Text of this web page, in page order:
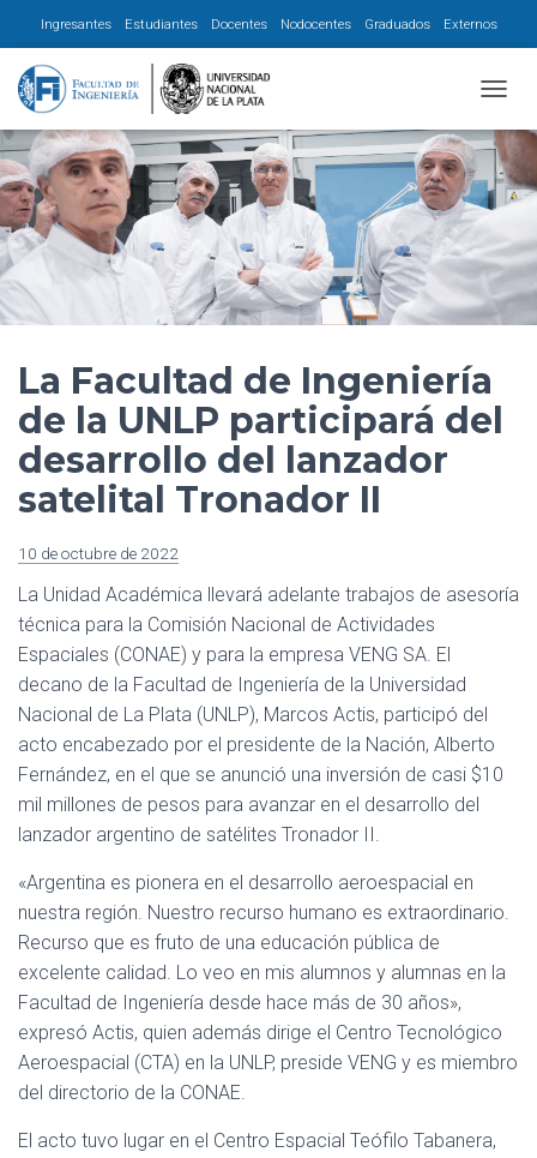
Ingresantes Estudiantes Docentes Nodocentes Graduados Externos
La Facultad de Ingeniería
de la UNLP participará del
desarrollo del lanzador
satelital Tronador II
10 de octubre de 2022
La Unidad Académica llevará adelante trabajos de asesoría
técnica para la Comisión Nacional de Actividades
Espaciales (CONAE) y para la empresa VENG SA. El
decano de la Facultad de Ingeniería de la Universidad
Nacional de La Plata (UNLP), Marcos Actis, participó del
acto encabezado por el presidente de la Nación, Alberto
Fernández, en el que se anunció una inversión de casi $10
mil millones de pesos para avanzar en el desarrollo del
lanzador argentino de satélites Tronador II.
«Argentina es pionera en el desarrollo aeroespacial en
nuestra región. Nuestro recurso humano es extraordinario.
Recurso que es fruto de una educación pública de
excelente calidad. Lo veo en mis alumnos y alumnas en la
Facultad de Ingeniería desde hace más de 30 años»,
expresó Actis, quien además dirige el Centro Tecnológico
Aeroespacial (CTA) en la UNLP, preside VENG y es miembro
del directorio de la CONAE.
El acto tuvo lugar en el Centro Espacial Teófilo Tabanera,